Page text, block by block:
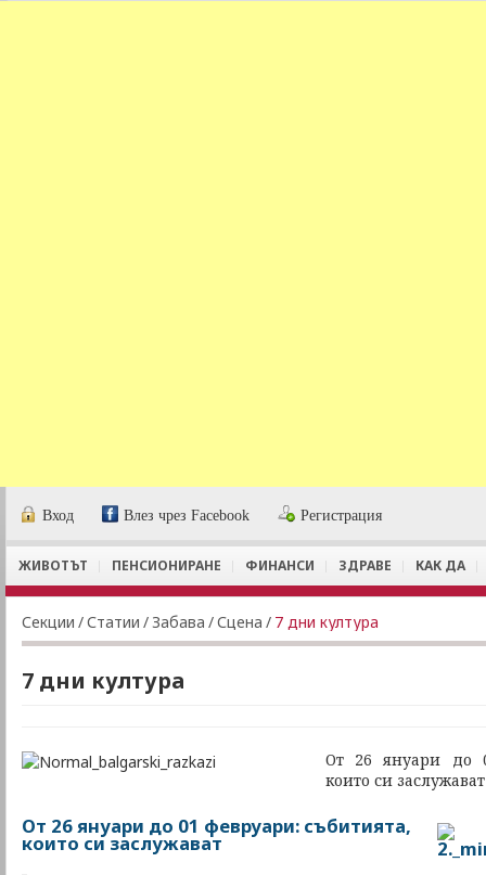
Вход Влез чрез Facebook Регистрация
ЖИВОТЪТ ПЕНСИОНИРАНЕ ФИНАНСИ ЗДРАВЕ КАК ДА
Секции /Статии / Забава /Сцена / 7 дни култура
7 дни култура
От 26 януари до
които си заслужават
От 26 януари до 01 февруари: събитията,
които си заслужават